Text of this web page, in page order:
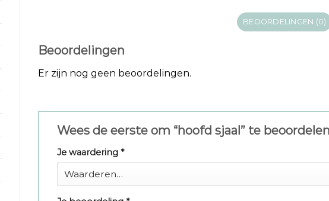
BEOORDELINGEN (0)
Beoordelingen
Er zijn nog geen beoordelingen.
Wees de eerste om “hoofd sjaal” te
Je waardering *